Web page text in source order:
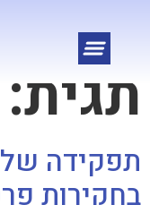
תגית:
תפקידה
בחקירות